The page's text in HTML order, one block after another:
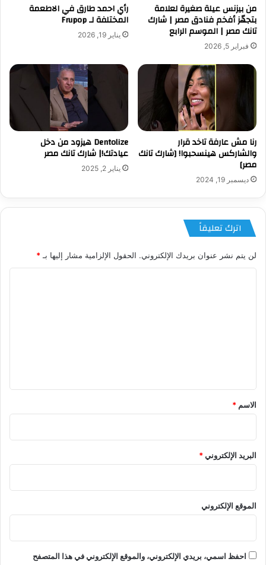
من بيزنس عيلة صغيرة لعلامة
بتجهّز أفخم فنادق مصر | شارك
تانك مصر | الموسم الرابع
فبراير 5, 2026
رأي احمد طارق في الاطعمة
المختلفة لـ Frupop
يناير 19, 2026
رنا مش عارفة تاخد قرار
والشاركس هينسحبوا! [شارك تانك
مصر]
ديسمبر 19, 2024
Dentolize هيزود من دخل
عيادتك!| شارك تانك مصر
يناير 2, 2025
اترك تعليقاً
لن يتم نشر عنوان بريدك الإلكتروني. الحقول الإلزامية مشار إليها بـ *
*
الاسم *
البريد الإلكتروني*
الموقع الإلكتروني
احفظ اسمي، بريدي الإلكتروني، والموقع الإلكتروني في هذا المتصفح